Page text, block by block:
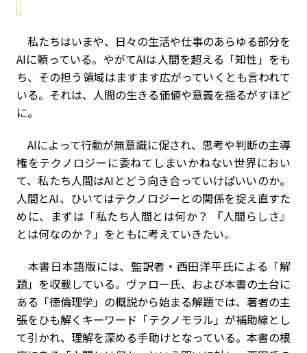
私たちはいまや、日々の生活や仕事のあらゆる部分を
AIに頼っている。やがてAIは人間を超える「知性」をも
ち、その担う領域はますます広がっていくとも言われて
いる。それは、人間の生きる価値や意義を揺るがすほど
に。
AIによって行動が無意識に促され、思考や判断の主導
権をテクノロジーに委ねてしまいかねない世界におい
て、私たち人間はAIとどう向き合っていけばいいのか。
人間とAI、ひいてはテクノロジーとの関係を捉え直すた
めに、まずは「私たち人間とは何か？ 『人間らしさ』
とは何なのか？」をともに考えていきたい。
本書日本語版には、監訳者・西田洋平氏による「解
題」を収載している。ヴァロー氏、および本書の土台に
ある「徳倫理学」の概説から始まる解題では、著者の主
張をひも解くキーワード「テクノモラル」が補助線とし
て引かれ、理解を深める手助けとなっている。本書の根